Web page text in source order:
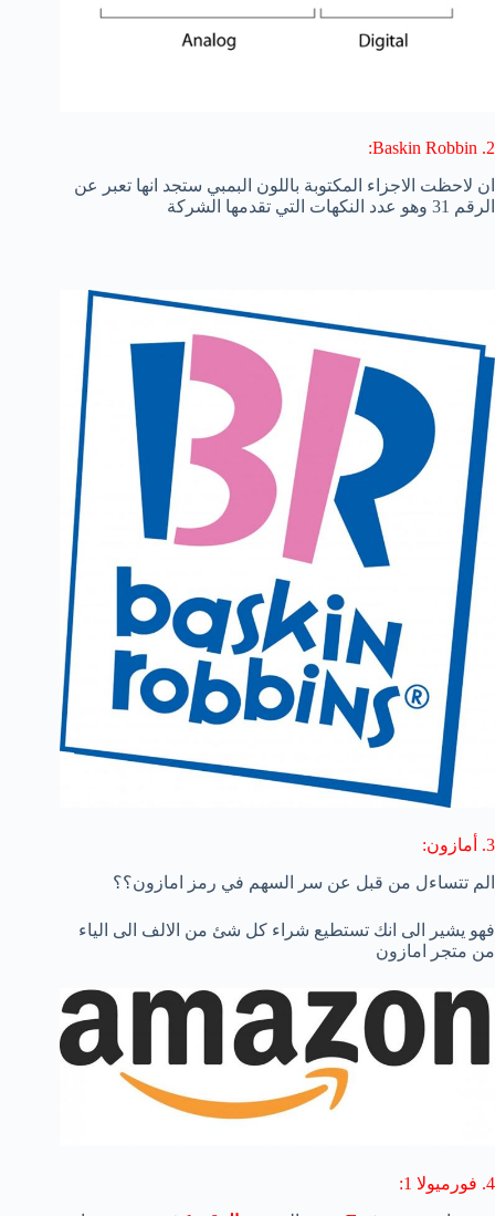
2. Baskin Robbin:
ان لاحظت الاجزاء المكتوبة باللون البمبي ستجد انها تعبر عن
الرقم 31 وهو عدد النكهات التي تقدمها الشركة
3. أمازون:
الم تتساءل من قبل عن سر السهم في رمز امازون؟؟
فهو يشير الى انك تستطيع شراء كل شئ من الالف الى الياء
من متجر امازون
4. فورميولا 1: